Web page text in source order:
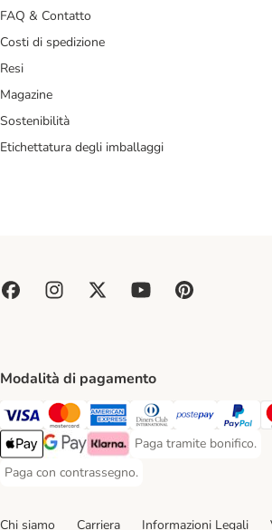
FAQ & Contatto
Costi di spedizione
Resi
Magazine
Sostenibilità
Etichettatura degli imballaggi
Modalità di pagamento
Paga con Visa. Payment Method
Paga con Mastercard. Payment Method
Paga con American Express.
Paga con Diners Club.
Paga conPaga con
Apple Pay Payment Method
Google Pay Payment Method
Klarna Payment Method
Paga tramite bonifico.
Paga tramite bonifico.
Paga con contrassegno.
Paga con contrassegno. Payment Method
Chi siamo Carriera Informazioni Legali